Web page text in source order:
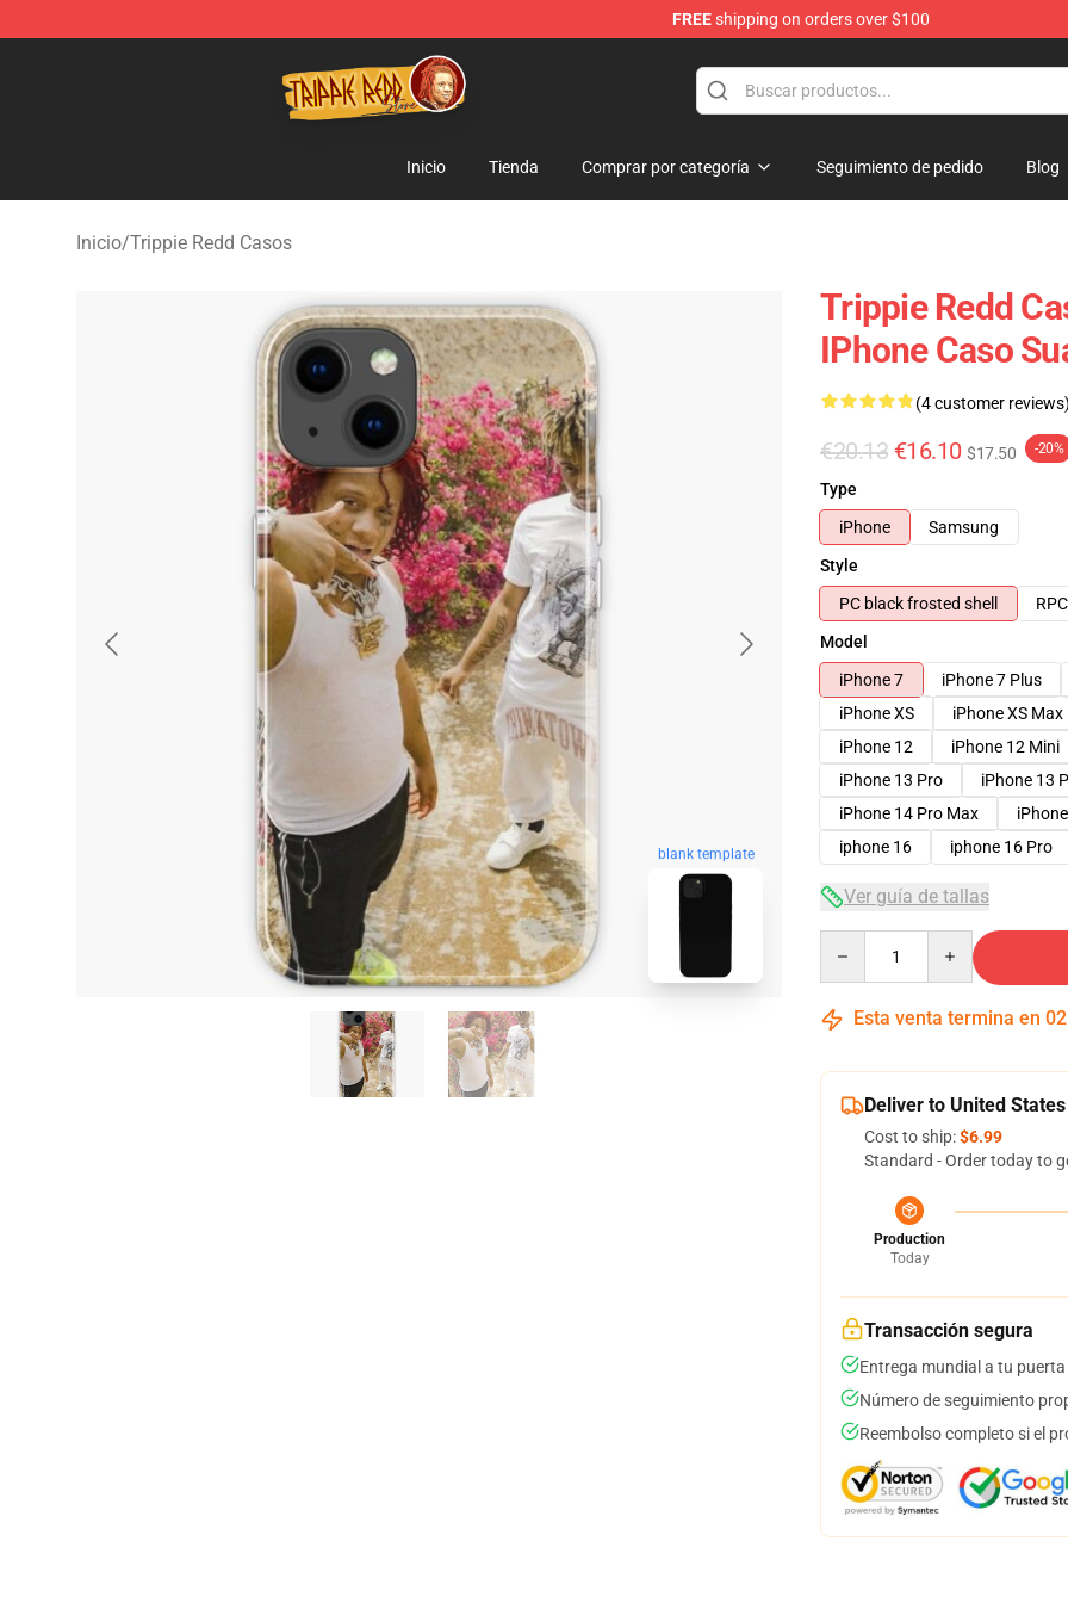
FREEshipping on orders over $100
Trippie Redd Store - Official Trippie Redd Merchandise Shop
Inicio Tienda Comprar por categoría Seguimiento de pedido Blog
Inicio/Trippie Redd Casos
blank template
Trippie Redd
IPhone Caso
(4 customer
€20.13 €16.10 $17.50 -20%
Type
iPhone
Samsung
Style
PC black frosted shell
Model
iPhone 7
iPhone 7 Plus
iPhone XS
iPhone XS Max
iPhone 12
iPhone 12 Mini
iPhone 13 Pro
iPhone 13
iPhone 14 Pro Max
iphone 16
iphone 16 Pro
Ver guía de tallas
Esta venta termina en 02
Deliver to United States
Cost to ship:$6.99
Standard - Order today to
Production
Today
Transacción segura
Entrega mundial a tu puerta
Número de seguimiento
Reembolso completo si el